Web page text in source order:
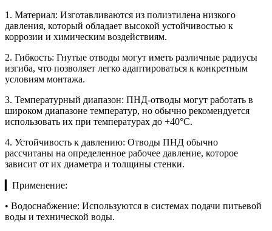
1. Материал: Изготавливаются из полиэтилена низкого
давления, который обладает высокой устойчивостью к
коррозии и химическим воздействиям.
2. Гибкость: Гнутые отводы могут иметь различные радиусы
изгиба, что позволяет легко адаптироваться к конкретным
условиям монтажа.
3. Температурный диапазон: ПНД-отводы могут работать в
широком диапазоне температур, но обычно рекомендуется
использовать их при температурах до +40°C.
4. Устойчивость к давлению: Отводы ПНД обычно
рассчитаны на определенное рабочее давление, которое
зависит от их диаметра и толщины стенки.
▎Применение:
• Водоснабжение: Используются в системах подачи питьевой
воды и технической воды.